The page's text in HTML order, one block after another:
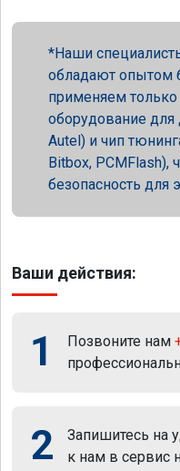
Наши
обладают опытом
применяем
оборудование для
Autel) и чип
Bitbox, PCMFlash),
безопасность для
Ваши действия:
1 Позвоните нам
2
Запишитесь на
к нам в сервис